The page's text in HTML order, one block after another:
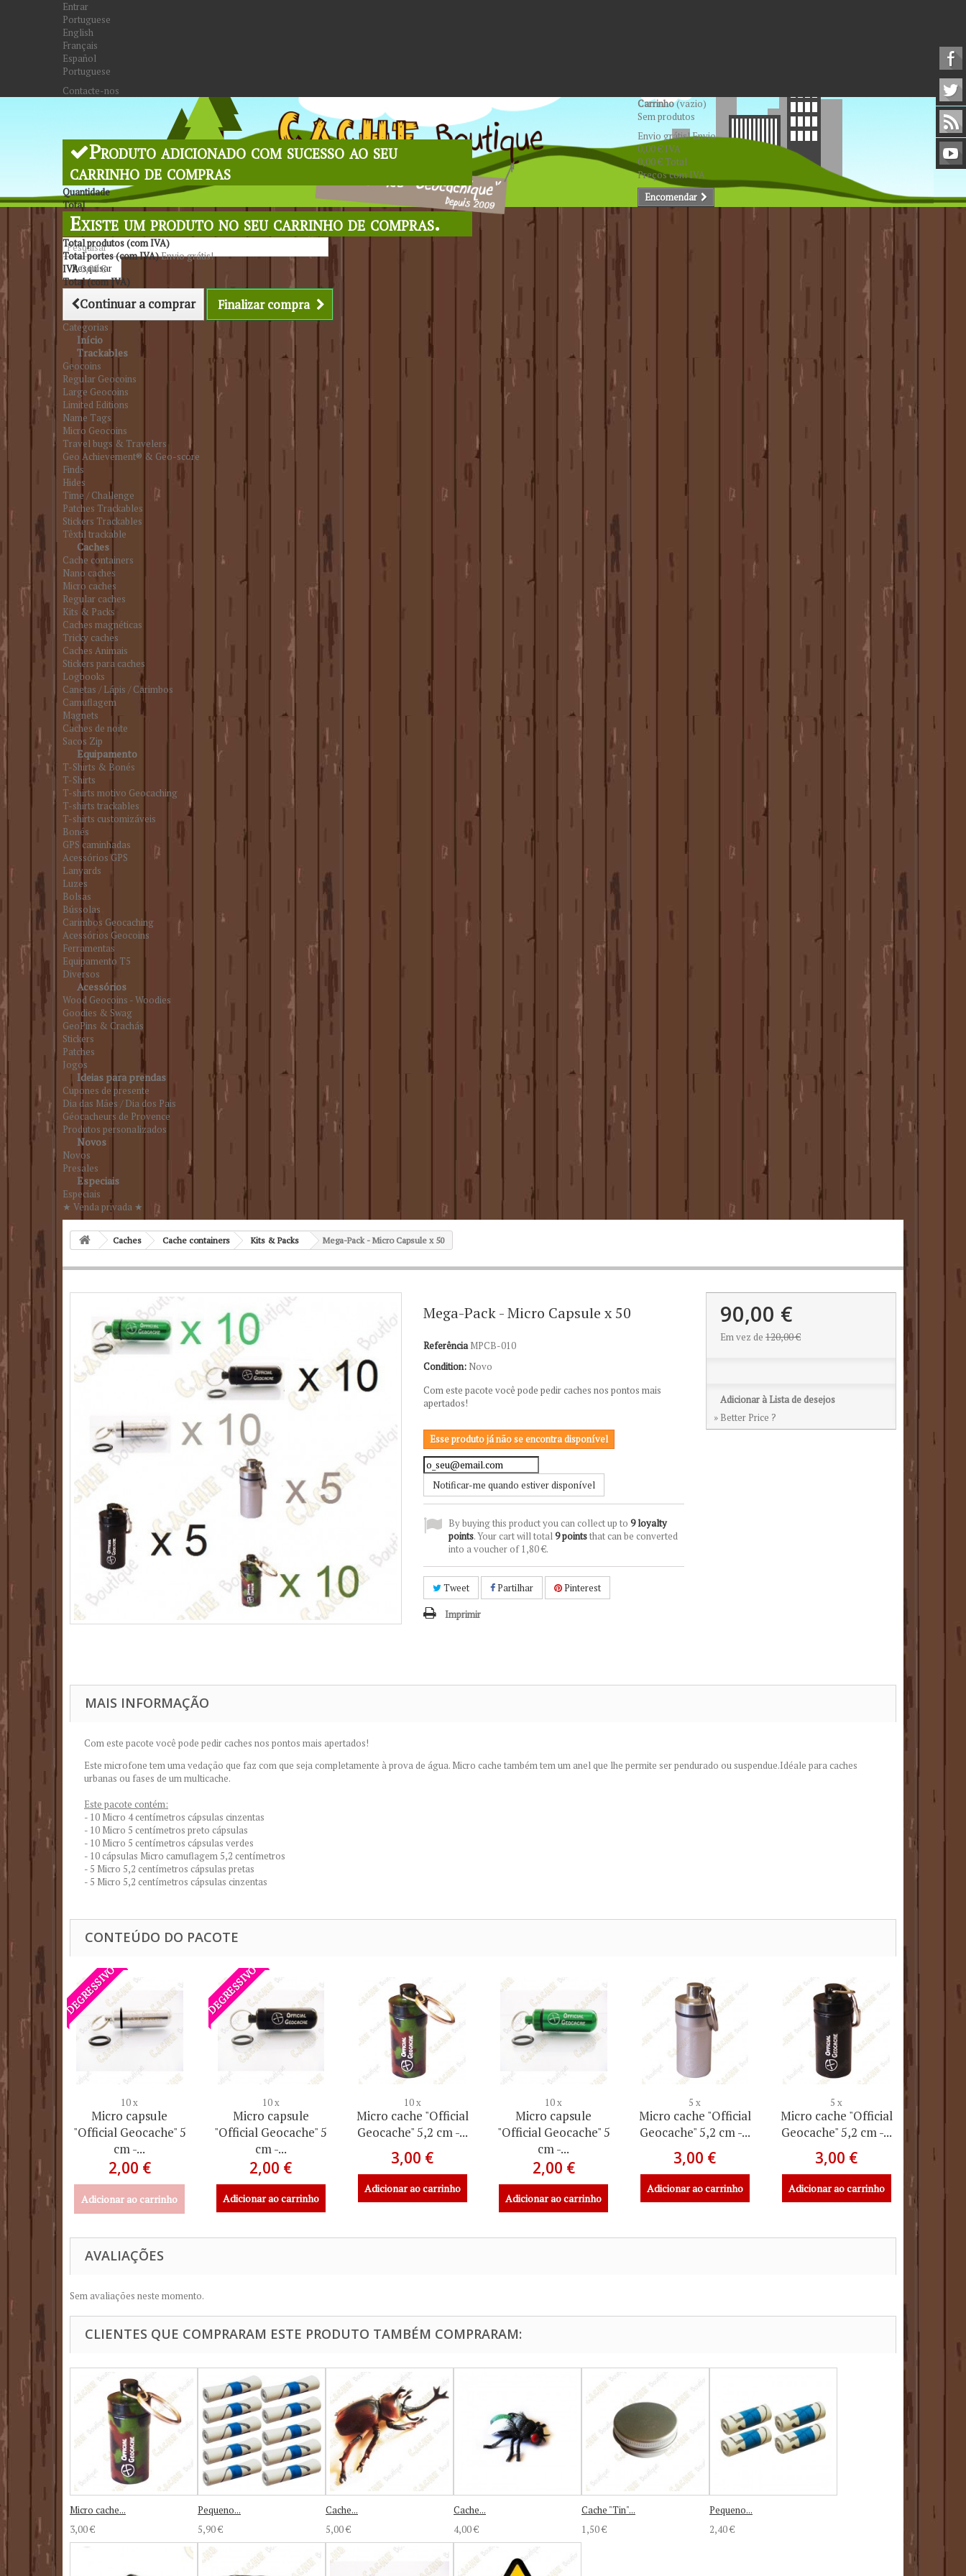
Entrar
Portuguese
English
Français
Español
Portuguese
Contacte-nos
Pesquisar
Carrinho(vazio)
Sem produtos
Envio grátis!Envio
0,00 € IVA
0,00 €Total
Preços com IVA
Encomendar
Produto adicionado com sucesso ao seu
carrinho de compras
Quantidade
Total
Existe um produto no seu carrinho de compras.
Total produtos (com IVA)
Total portes (com IVA)Envio grátis!
IVA0,00 €
Total (com IVA)
Continuar a comprar Finalizar compra
Categorias
Início
Trackables
Geocoins
Regular Geocoins
Large Geocoins
Limited Editions
Name Tags
Micro Geocoins
Travel bugs & Travelers
Geo Achievement® & Geo-score
Finds
Hides
Time / Challenge
Patches Trackables
Stickers Trackables
Têxtil trackable
Caches
Cache containers
Nano caches
Micro caches
Regular caches
Kits & Packs
Caches magnéticas
Tricky caches
Caches Animais
Stickers para caches
Logbooks
Canetas / Lápis / Carimbos
Camuflagem
Magnets
Caches de noite
Sacos Zip
Equipamento
T-Shirts & Bonés
T-Shirts
T-shirts motivo Geocaching
T-shirts trackables
T-shirts customizáveis
Bonés
GPS caminhadas
Acessórios GPS
Lanyards
Luzes
Bolsas
Bússolas
Carimbos Geocaching
Acessórios Geocoins
Ferramentas
Equipamento T5
Diversos
Acessórios
Wood Geocoins - Woodies
Goodies & Swag
GeoPins & Crachás
Stickers
Patches
Jogos
Ideias para prendas
Cupones de presente
Dia das Mães / Dia dos Pais
Géocacheurs de Provence
Produtos personalizados
Novos
Novos
Presales
Especiais
Especiais
★ Venda privada ★
Caches Cache containers Kits & Packs Mega-Pack - Micro Capsule x 50
Mega-Pack - Micro Capsule x 50
Referência MPCB-010
Condition: Novo
Com este pacote você pode pedir caches nos pontos mais
apertados!
Esse produto já não se encontra disponível
Notificar-me quando estiver disponível
By buying this product you can collect up to 9loyalty
points. Your cart will total9pointsthat can be converted
into a voucher of1,80 €.
Tweet Partilhar Pinterest
Imprimir
90,00 €
Em vez de 120,00 €
Adicionar à Lista de desejos
» Better Price ?
MAIS INFORMAÇÃO
Com este pacote você pode pedir caches nos pontos mais apertados!
Este microfone tem uma vedação que faz com que seja completamente à prova de água. Micro cache também tem um anel que lhe permite ser pendurado ou suspendue.Idéale para caches
urbanas ou fases de um multicache.
Este pacote contém:
- 10 Micro 4 centímetros cápsulas cinzentas
- 10 Micro 5 centímetros preto cápsulas
- 10 Micro 5 centímetros cápsulas verdes
- 10 cápsulas Micro camuflagem 5,2 centímetros
- 5 Micro 5,2 centímetros cápsulas pretas
- 5 Micro 5,2 centímetros cápsulas cinzentas
CONTEÚDO DO PACOTE
DEGRESSIVO
10 x
Micro capsule
"Official Geocache" 5
cm -...
2,00 €
Adicionar ao carrinho
DEGRESSIVO
10 x
Micro capsule
"Official Geocache" 5
cm -...
2,00 €
Adicionar ao carrinho
10 x
Micro cache "Official
Geocache" 5,2 cm -...
3,00 €
Adicionar ao carrinho
10 x
Micro capsule
"Official Geocache" 5
cm -...
2,00 €
Adicionar ao carrinho
5 x
Micro cache "Official
Geocache" 5,2 cm -...
3,00 €
Adicionar ao carrinho
5 x
Micro cache "Official
Geocache" 5,2 cm -...
3,00 €
Adicionar ao carrinho
AVALIAÇÕES
Sem avaliações neste momento.
CLIENTES QUE COMPRARAM ESTE PRODUTO TAMBÉM COMPRARAM:
Micro cache...
3,00 €
Pequeno...
5,90 €
Cache...
5,00 €
Cache...
4,00 €
Cache "Tin"...
1,50 €
Pequeno...
2,40 €